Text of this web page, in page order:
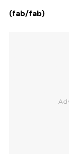
(fab/fab)